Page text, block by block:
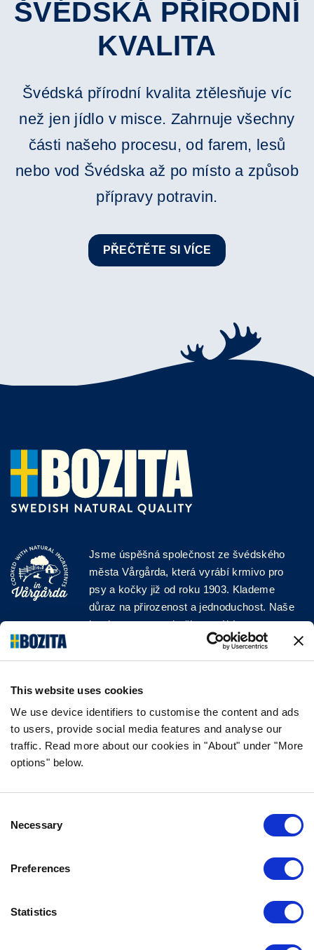
This website uses cookies
We use device identifiers to customise the content and ads
to users, provide social media features and analyse our
traffic. Read more about our cookies in "About" under "More
options" below.
Selection
Necessary
Preferences
Statistics
ŠVÉDSKÁ PŘÍRODNÍ
KVALITA
Švédská přírodní kvalita ztělesňuje víc
než jen jídlo v misce. Zahrnuje všechny
části našeho procesu, od farem, lesů
nebo vod Švédska až po místo a způsob
přípravy potravin.
PŘEČTĚTE SI VÍCE
Jsme úspěšná společnost ze švédského
města Vårgårda, která vyrábí krmivo pro
psy a kočky již od roku 1903. Klademe
důraz na přirozenost a jednoduchost. Naše
krmiva pro psy a kočky vyrábíme z vysoce
kvalitních surovin a bez jakýchkoli přísad!
SÍTÍCH
INFORMACE
ZÁRUKA CHUTI
NAŠE ZÁSADY OCHRANY OSOBNÍCH ÚDAJŮ